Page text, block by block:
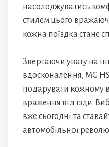
насолоджуватись
стилем цього
кожна поїздка стане
Звертаючи увагу на
вдосконалення, MG
подарувати кожному
враження від їзди.
вже сьогодні та
автомобільної